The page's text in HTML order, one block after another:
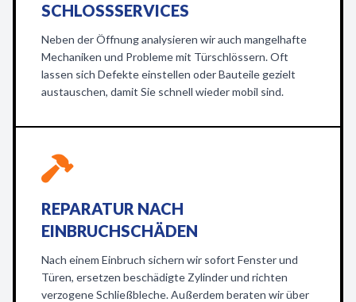
SCHLOSSSERVICES
Neben der Öffnung analysieren wir auch mangelhafte
Mechaniken und Probleme mit Türschlössern. Oft
lassen sich Defekte einstellen oder Bauteile gezielt
austauschen, damit Sie schnell wieder mobil sind.
REPARATUR NACH
EINBRUCHSCHÄDEN
Nach einem Einbruch sichern wir sofort Fenster und
Türen, ersetzen beschädigte Zylinder und richten
verzogene Schließbleche. Außerdem beraten wir über